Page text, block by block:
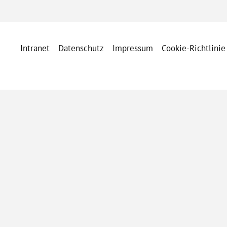
Intranet Datenschutz Impressum Cookie-Richtlinie